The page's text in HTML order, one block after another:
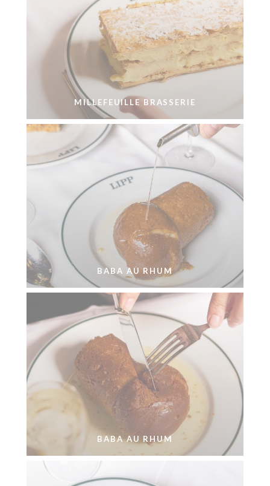
MILLEFEUILLE BRASSERIE
BABA AU RHUM
BABA AU RHUM